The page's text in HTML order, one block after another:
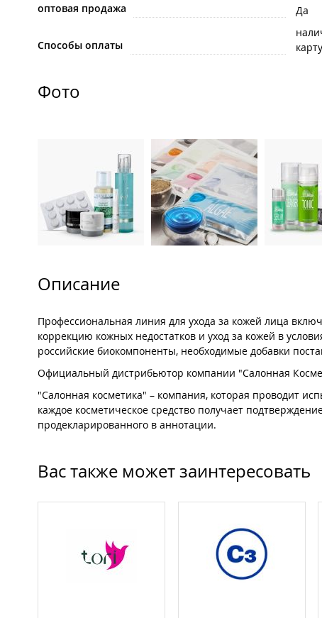
оптовая продажа Да
Способы оплаты
карту
Фото
Описание
Профессиональная линия для ухода за кожей лица
коррекцию кожных недостатков и уход за кожей в
российские биокомпоненты, необходимые добавки
Официальный дистрибьютор компании "Салонная
"Салонная косметика" – компания, которая проводит
каждое косметическое средство получает
продекларированного в аннотации.
Вас также может заинтересовать